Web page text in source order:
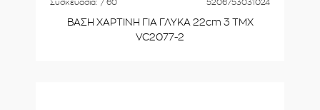
Συσκευασία: / 60 5206753031024
ΒΑΣΗ ΧΑΡΤΙΝΗ ΓΙΑ ΓΛΥΚΑ 22cm 3 ΤΜΧ
VC2077-2